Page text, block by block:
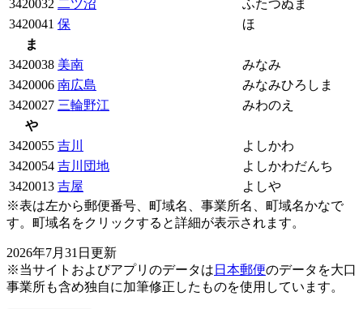
3420032 二ツ沼
ふたつぬま
3420041 保
ほ
ま
3420038 美南
みなみ
3420006 南広島
みなみひろしま
3420027 三輪野江
みわのえ
や
3420055 吉川
よしかわ
3420054 吉川団地
よしかわだんち
3420013 吉屋
よしや
※表は左から郵便番号、町域名、事業所名、町域名かなで
す。町域名をクリックすると詳細が表示されます。
2026年7月31日更新
※当サイトおよびアプリのデータは 日本郵便のデータを大口
事業所も含め独自に加筆修正したものを使用しています。